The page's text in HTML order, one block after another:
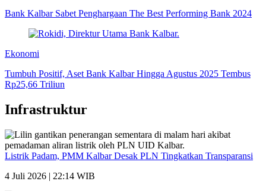
Bank Kalbar Sabet Penghargaan The Best Performing Bank 2024
Ekonomi
Tumbuh Positif, Aset Bank Kalbar Hingga Agustus 2025 Tembus
Rp25,66 Triliun
Infrastruktur
Listrik Padam, PMM Kalbar Desak PLN Tingkatkan Transparansi
4 Juli 2026 | 22:14 WIB